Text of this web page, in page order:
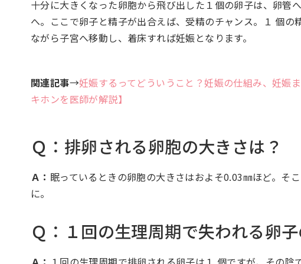
十分に大きくなった卵胞から飛び出した１個の卵子は、卵管
へ。ここで卵子と精子が出合えば、受精のチャンス。１ 個
ながら子宮へ移動し、着床すれば妊娠となります。
関連記事→妊娠するってどういうこと？妊娠の仕組み、妊娠
キホンを医師が解説】
Ｑ：排卵される卵胞の大きさは？
Ａ： 眠っているときの卵胞の大きさはおよそ0.03㎜ほど。そ
に。
Ｑ：１回の生理周期で失われる卵